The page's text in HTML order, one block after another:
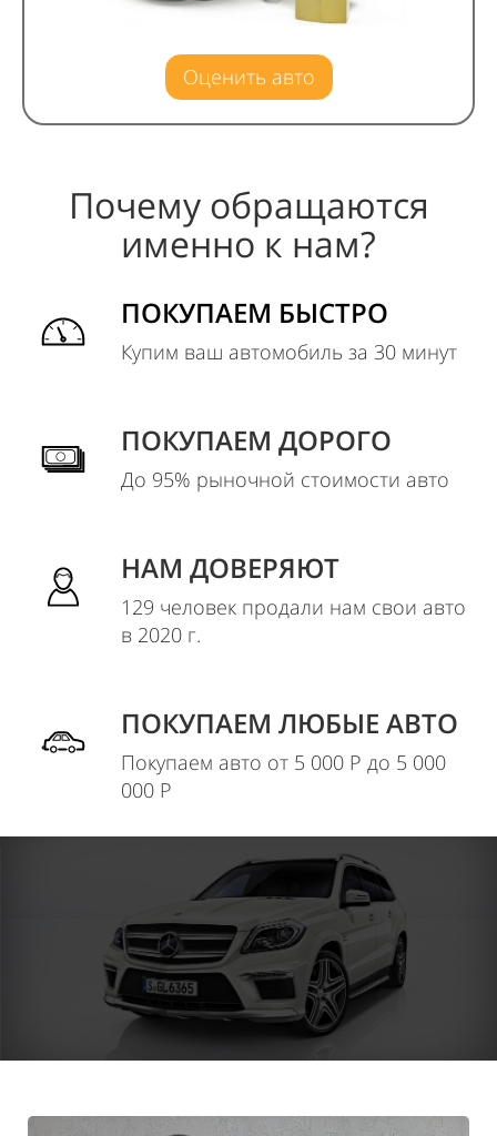
Оценить авто
Почему обращаются
именно к нам?
ПОКУПАЕМ БЫСТРО
Купим ваш автомобиль за 30 минут
ПОКУПАЕМ ДОРОГО
До 95% рыночной стоимости авто
НАМ ДОВЕРЯЮТ
129 человек продали нам свои авто
в 2020 г.
ПОКУПАЕМ ЛЮБЫЕ АВТО
Покупаем авто от 5 000 Р до 5 000
000 Р